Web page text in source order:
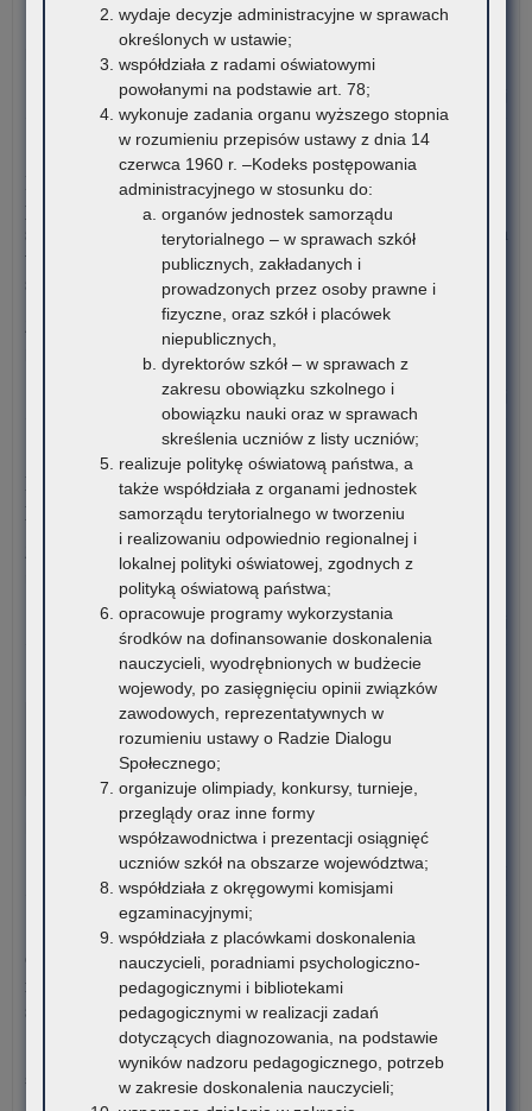
W związku z harmonogramem realizacji Rządowego programu
pomocy uczniom niepełnosprawnym…
7 sierpnia 2026
Informacja o liczbie wolnych miejsc na semestr pierwszy klas I
publicznych szkół policealnych, branżowych szkół II stopnia i
szkół dla dorosłych (publicznych liceów ogólnokształcących) na
terenie województwa małopolskiego – rekrutacja na rok
szkolny 2026/2027
Załączniki Informacja o liczbie wolnych miejsc na semestr
6 sierpnia 2026
Konkurs stypendialny dla romskich uczniów szkół
ponadpodstawowych oraz studentów romskich
Związek Romów Polskich ogłasza konkurs stypendialny dla
romskich uczniów szkół…
6 sierpnia 2026
VI edycja Ogólnopolskiej Olimpiady Wiedzy o
Procesie Inwestycyjno-Budowlanym
Komitet Główny Ogólnopolskiej Olimpiady Wiedzy
o Procesie Inwestycyjno-Budowlanym przekazuje
harmonogram…
Czytaj więcej
5 sierpnia 2026
Ogłoszenie o naborze kandydatów na stanowisko doradcy
metodycznego dla nauczycieli szkół i placówek znajdujących
się na terenie województwa małopolskiego
Kuratorium Oświaty w Krakowie ogłasza nabór kandydatów na
stanowisko doradców…
wydaje decyzje administracyjne w sprawach
określonych w ustawie;
współdziała z radami oświatowymi
powołanymi na podstawie art. 78;
wykonuje zadania organu wyższego stopnia
w rozumieniu przepisów ustawy z dnia 14
czerwca 1960 r. –Kodeks postępowania
administracyjnego w stosunku do:
organów jednostek samorządu
terytorialnego – w sprawach szkół
publicznych, zakładanych i
prowadzonych przez osoby prawne i
fizyczne, oraz szkół i placówek
niepublicznych,
dyrektorów szkół – w sprawach z
zakresu obowiązku szkolnego i
obowiązku nauki oraz w sprawach
skreślenia uczniów z listy uczniów;
realizuje politykę oświatową państwa, a
także współdziała z organami jednostek
samorządu terytorialnego w tworzeniu
i realizowaniu odpowiednio regionalnej i
lokalnej polityki oświatowej, zgodnych z
polityką oświatową państwa;
opracowuje programy wykorzystania
środków na dofinansowanie doskonalenia
nauczycieli, wyodrębnionych w budżecie
wojewody, po zasięgnięciu opinii związków
zawodowych, reprezentatywnych w
rozumieniu ustawy o Radzie Dialogu
Społecznego;
organizuje olimpiady, konkursy, turnieje,
przeglądy oraz inne formy
współzawodnictwa i prezentacji osiągnięć
uczniów szkół na obszarze województwa;
współdziała z okręgowymi komisjami
egzaminacyjnymi;
współdziała z placówkami doskonalenia
nauczycieli, poradniami psychologiczno-
pedagogicznymi i bibliotekami
pedagogicznymi w realizacji zadań
dotyczących diagnozowania, na podstawie
wyników nadzoru pedagogicznego, potrzeb
w zakresie doskonalenia nauczycieli;